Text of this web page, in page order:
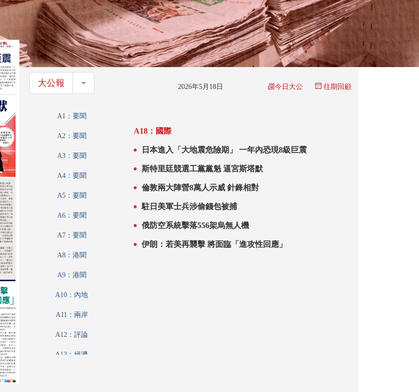
大公報 大公報 2026年5月18日 今日大公 往期回顧
A1：要聞
A2：要聞
A3：要聞
A4：要聞
A5：要聞
A6：要聞
A7：要聞
A8：港聞
A9：港聞
A10：內地
A11：兩岸
A12：評論
A13：經濟
A18：國際
日本進入「大地震危險期」 一年內恐現8級巨震
斯特里廷競選工黨黨魁 逼宮斯塔默
倫敦兩大陣營8萬人示威 針鋒相對
駐日美軍士兵涉偷錢包被捕
俄防空系統擊落556架烏無人機
伊朗：若美再襲擊 將面臨「進攻性回應」